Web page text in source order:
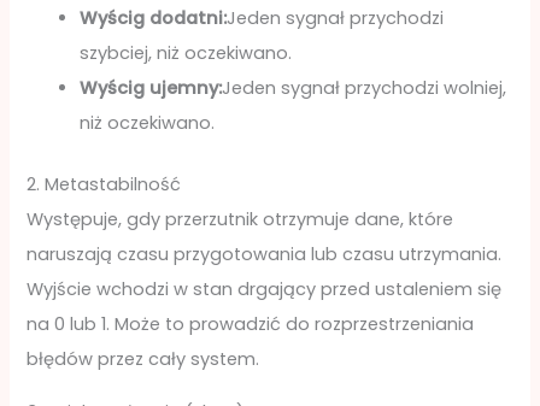
Wyścig dodatni:Jeden sygnał przychodzi
szybciej, niż oczekiwano.
Wyścig ujemny:Jeden sygnał przychodzi wolniej,
niż oczekiwano.
2. Metastabilność
Występuje, gdy przerzutnik otrzymuje dane, które
naruszają czasu przygotowania lub czasu utrzymania.
Wyjście wchodzi w stan drgający przed ustaleniem się
na 0 lub 1. Może to prowadzić do rozprzestrzeniania
błędów przez cały system.